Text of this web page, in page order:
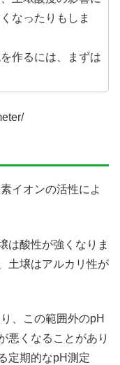
なったりもしま
作るには、まずは
イオンの活性によ
は酸性が強くなりま
土壌はアルカリ性が
、この範囲外のpH
悪くなることがあり
定期的なpH測定